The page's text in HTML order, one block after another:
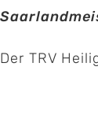
Der TRV